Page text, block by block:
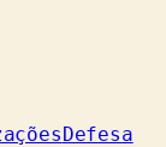
Defesa